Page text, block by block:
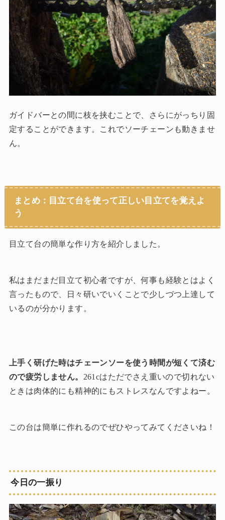
ガイドバーとの間に枝を挟むことで、さらにがっちり固
定することができます。これでソーチェーンも動きませ
ん。
まとめ：目立て台を使って正しい目立てを覚えよ
う
目立て台の簡単な作り方を紹介しました。
私はまだまだ目立て初心者ですが、何事も経験とはよく
言ったもので、日々研いでいくことで少しづつ上達して
いるのが分かります。
上手く研げた時はチェーンソーを使う時間が短くて済む
ので疲労しません。 261cはただでさえ重いので切れない
ときは肉体的にも精神的にもストレスなんですよねー。
この台は簡単に作れるのでぜひやってみてくださいね！
今日の一振り